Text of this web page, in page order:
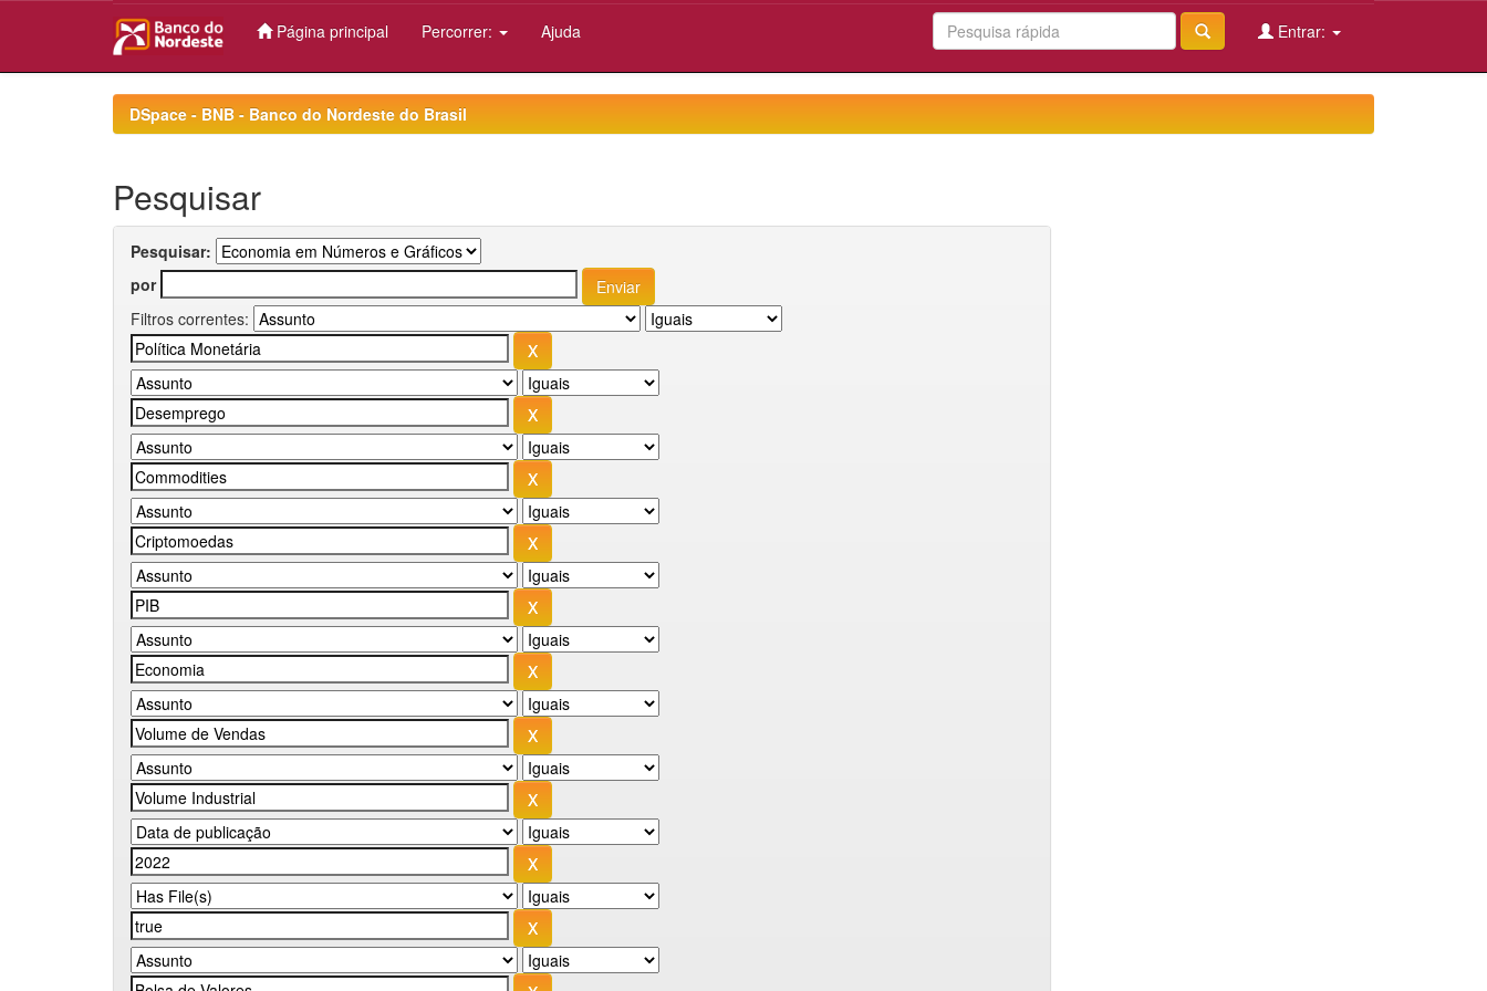
Página principal Percorrer: Ajuda Entrar:
DSpace - BNB - Banco do Nordeste do Brasil
Pesquisar
Pesquisar:
por
Filtros correntes: